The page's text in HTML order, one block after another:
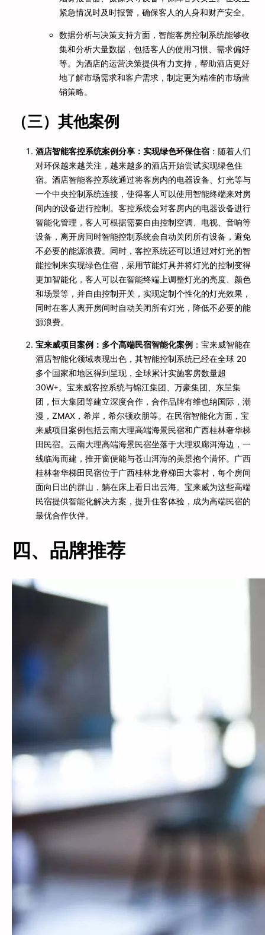
紧急情况时及时报警，确保客人的人身和财产安全。
数据分析与决策支持方面，智能客房控制系统能够收
集和分析大量数据，包括客人的使用习惯、需求偏好
等。为酒店的运营决策提供有力支持，帮助酒店更好
地了解市场需求和客户需求，制定更为精准的市场营
销策略。
（三）其他案例
酒店智能客控系统案例分享：实现绿色环保住宿 ：随着人们
对环保越来越关注，越来越多的酒店开始尝试实现绿色住
宿。酒店智能客控系统通过将客房内的电器设备、灯光等与
一个中央控制系统连接，使得客人可以使用智能终端来对房
间内的设备进行控制。客控系统会对客房内的电器设备进行
智能化管理，客人可根据需要自由控制空调、电视、音响等
设备，离开房间时智能控制系统会自动关闭所有设备，避免
不必要的能源浪费。同时，客控系统还可以通过对灯光的智
能控制来实现绿色住宿，采用节能灯具并将灯光的控制变得
更加智能化，客人可以在智能终端上调整灯光的亮度、颜色
和场景等，并自由控制开关，实现定制个性化的灯光效果，
同时在客人离开房间时自动关闭所有灯光，降低不必要的能
源浪费。
宝来威项目案例：多个高端民宿智能化案例 ：宝来威智能在
酒店智能化领域表现出色，其智能控制系统已经在全球 20
多个国家和地区得到呈现，全球累计实施客房数量超
30W+。宝来威客控系统与锦江集团、万豪集团、东呈集
团，恒大集团等建立深度合作，合作品牌有维也纳国际，潮
漫，ZMAX，希岸，希尔顿欢朋等。在民宿智能化方面，宝
来威项目案例包括云南大理高端海景民宿和广西桂林奢华梯
田民宿。云南大理高端海景民宿坐落于大理双廊洱海边，一
线临海而建，推开窗便能与苍山洱海的美景抱个满怀。广西
桂林奢华梯田民宿位于广西桂林龙脊梯田大寨村，每个房间
面向日出的群山，躺在床上看日出云海。宝来威为这些高端
民宿提供智能化解决方案，提升住客体验，成为高端民宿的
最优合作伙伴。
四、品牌推荐